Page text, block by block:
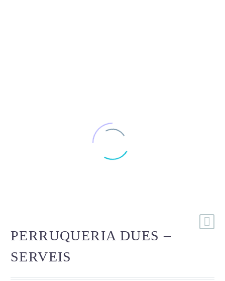
PERRUQUERIA DUES –
SERVEIS